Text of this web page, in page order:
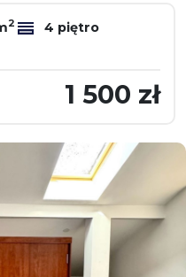
2
4 piętro
1 500 zł